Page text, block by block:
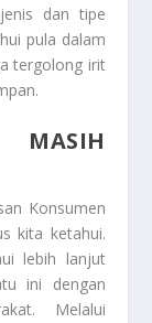
dan tipe
pula dalam
tergolong irit
MASIH
Konsumen
kita ketahui.
lebih lanjut
ini dengan
Melalui